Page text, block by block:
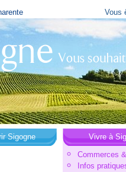
Vous
Sigogne
Vivre à
Commerces
Infos